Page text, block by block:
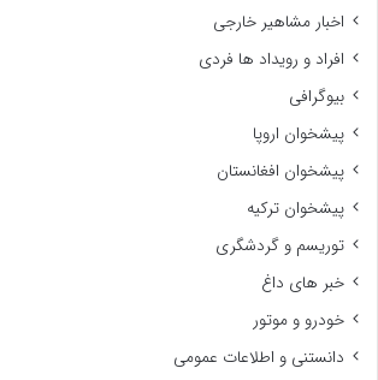
اخبار مشاهیر خارجی
افراد و رویداد ها فردی
بیوگرافی
پیشخوان اروپا
پیشخوان افغانستان
پیشخوان ترکیه
توریسم و گردشگری
خبر های داغ
خودرو و موتور
دانستنی و اطلاعات عمومی